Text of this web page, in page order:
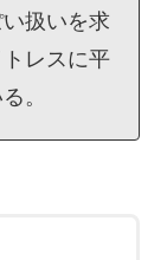
扱いを求
レスに平
。